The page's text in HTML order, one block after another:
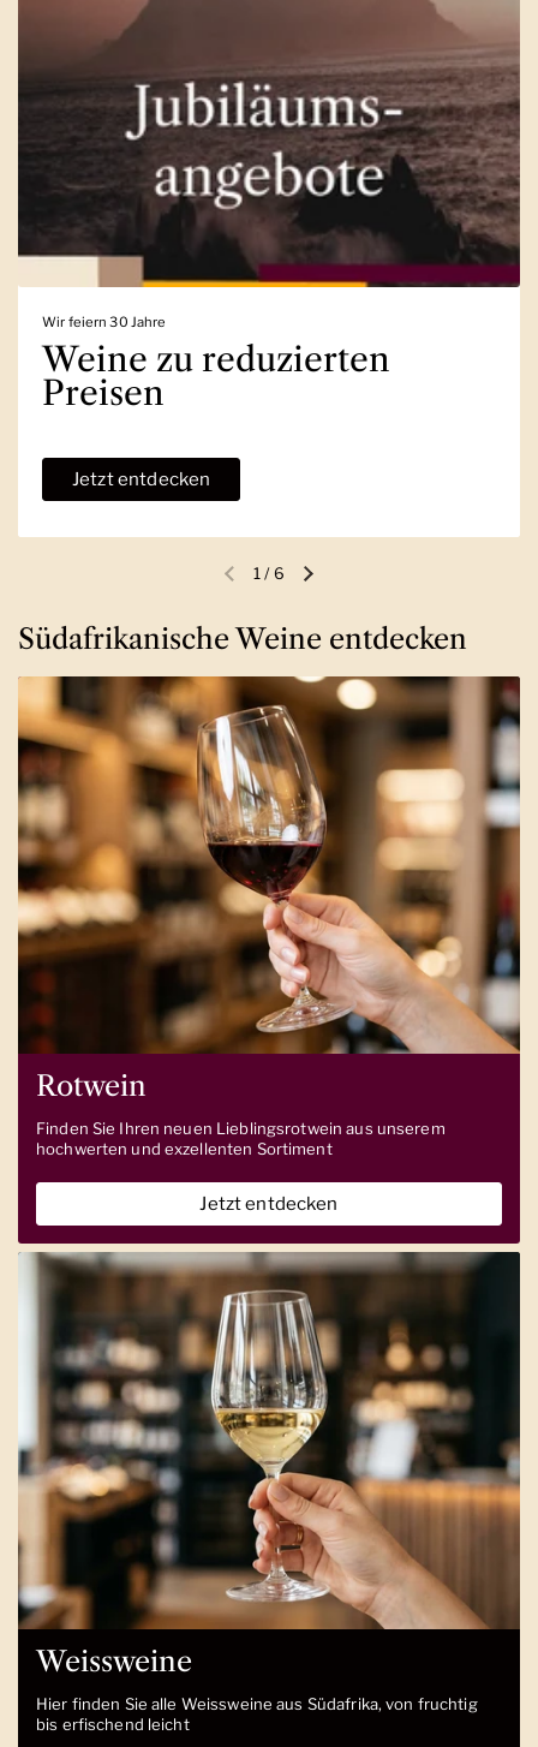
Wir feiern 30 Jahre
Weine zu reduzierten
Preisen
Jetzt entdecken
Vorherige FolieNächste Folie
1 /6
Südafrikanische Weine entdecken
Rotwein
Finden Sie Ihren neuen Lieblingsrotwein aus unserem
hochwerten und exzellenten Sortiment
Jetzt entdecken
Weissweine
Hier finden Sie alle Weissweine aus Südafrika, von fruchtig
bis erfischend leicht